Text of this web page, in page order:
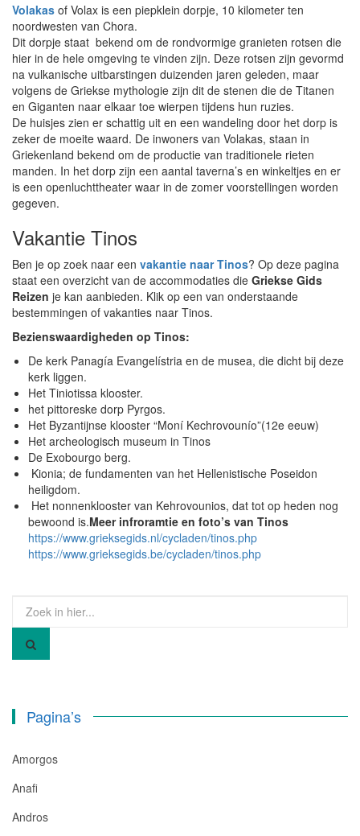
Volakas of Volax is een piepklein dorpje, 10 kilometer ten
noordwesten van Chora.
Dit dorpje staat bekend om de rondvormige granieten rotsen die
hier in de hele omgeving te vinden zijn. Deze rotsen zijn gevormd
na vulkanische uitbarstingen duizenden jaren geleden, maar
volgens de Griekse mythologie zijn dit de stenen die de Titanen
en Giganten naar elkaar toe wierpen tijdens hun ruzies.
De huisjes zien er schattig uit en een wandeling door het dorp is
zeker de moeite waard. De inwoners van Volakas, staan in
Griekenland bekend om de productie van traditionele rieten
manden. In het dorp zijn een aantal taverna’s en winkeltjes en er
is een openluchttheater waar in de zomer voorstellingen worden
gegeven.
Vakantie Tinos
Ben je op zoek naar een vakantie naar Tinos? Op deze pagina
staat een overzicht van de accommodaties die Griekse Gids
Reizen je kan aanbieden. Klik op een van onderstaande
bestemmingen of vakanties naar Tinos.
Bezienswaardigheden op Tinos:
De kerk Panagía Evangelístria en de musea, die dicht bij deze
kerk liggen.
Het Tiniotissa klooster.
het pittoreske dorp Pyrgos.
Het Byzantijnse klooster “Moní Kechrovounío”(12e eeuw)
Het archeologisch museum in Tinos
De Exobourgo berg.
Kionia; de fundamenten van het Hellenistische Poseidon
heiligdom.
Het nonnenklooster van Kehrovounios, dat tot op heden nog
bewoond is.Meer infroramtie en foto’s van Tinos
https://www.grieksegids.nl/cycladen/tinos.php
https://www.grieksegids.be/cycladen/tinos.php
naar:
Pagina’s
Amorgos
Anafi
Andros